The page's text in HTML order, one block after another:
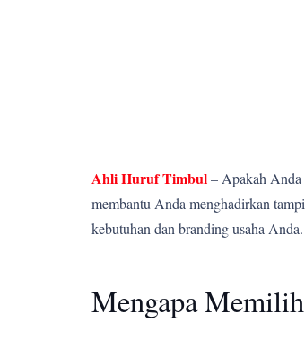
Ahli Huruf Timbul– Apakah Anda
membantu Anda menghadirkan
kebutuhan dan branding usaha Anda.
Mengapa